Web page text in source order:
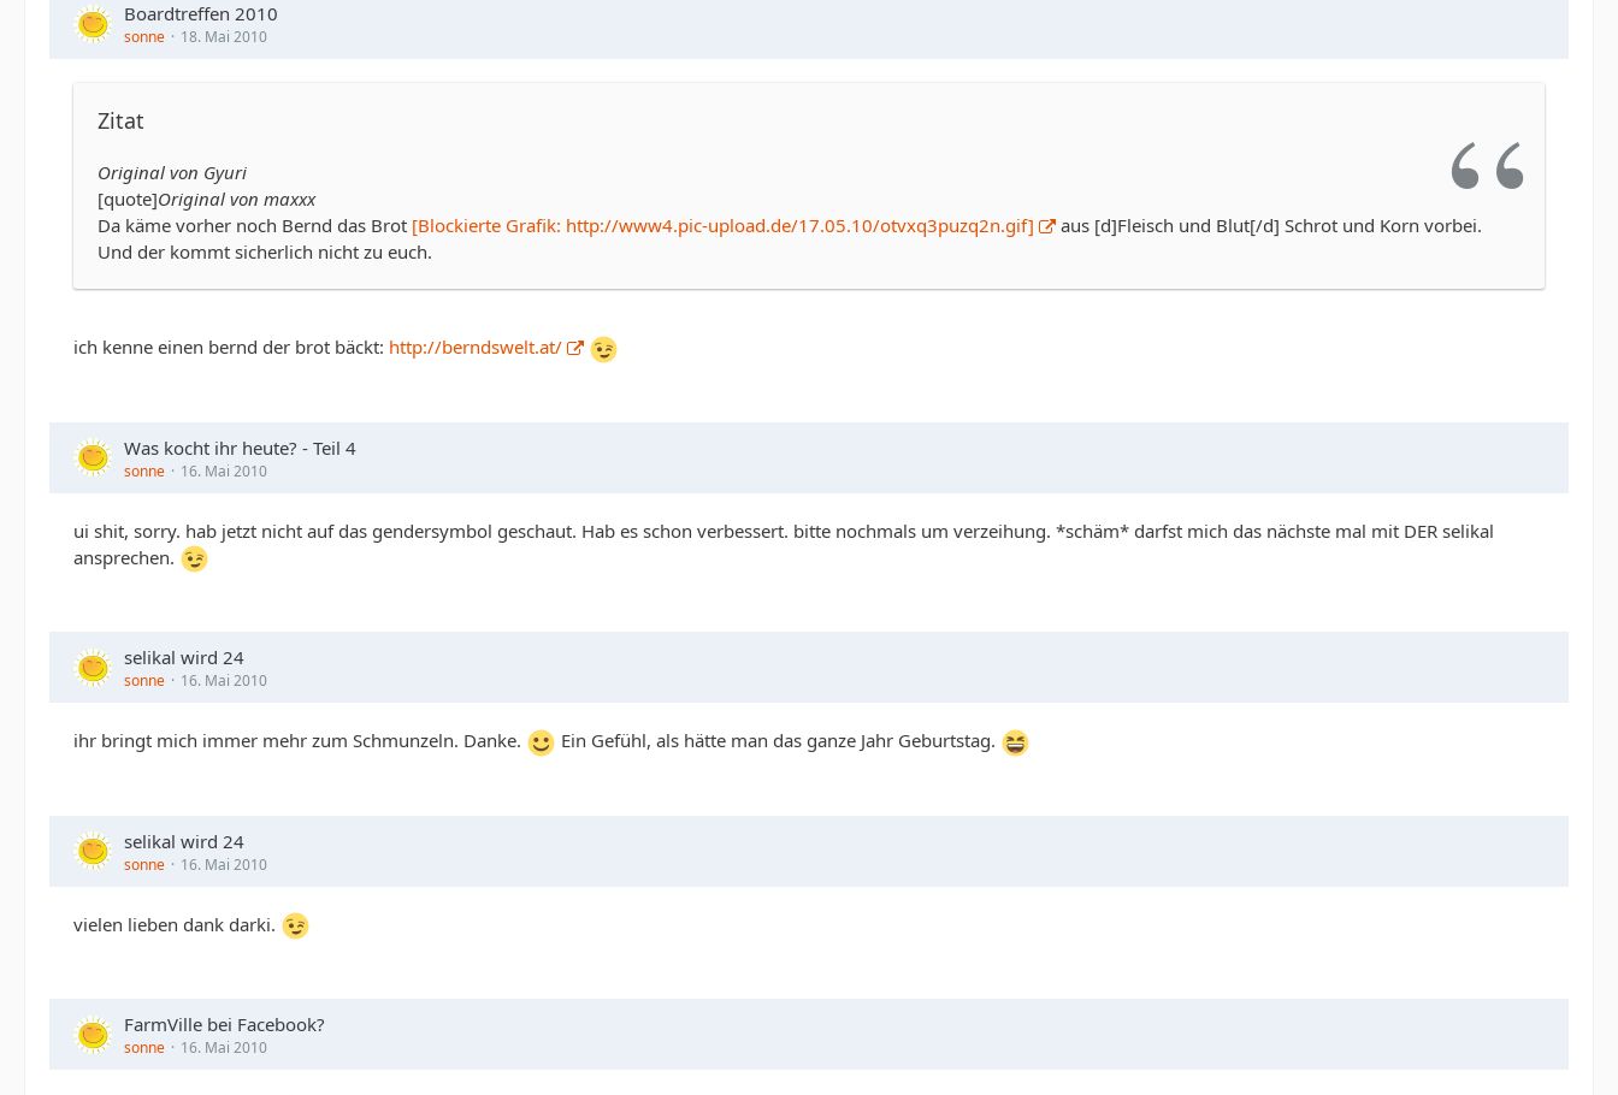
Boardtreffen 2010
sonne 18. Mai 2010
Zitat
Original von Gyuri
[quote]Original von maxxx
Da käme vorher noch Bernd das Brot [Blockierte Grafik: http://www4.pic-upload.de/17.05.10/otvxq3puzq2n.gif]
aus [d]Fleisch und Blut[/d] Schrot und Korn vorbei.
Und der kommt sicherlich nicht zu euch.
ich kenne einen bernd der brot bäckt: http://berndswelt.at/
Was kocht ihr heute? - Teil 4
sonne 16. Mai 2010
ui shit, sorry. hab jetzt nicht auf das gendersymbol geschaut. Hab es schon verbessert. bitte nochmals um verzeihung. *schäm* darfst mich das nächste mal mit DER selikal
ansprechen.
selikal wird 24
sonne 16. Mai 2010
ihr bringt mich immer mehr zum Schmunzeln. Danke. Ein Gefühl, als hätte man das ganze Jahr Geburtstag.
selikal wird 24
sonne 16. Mai 2010
vielen lieben dank darki.
FarmVille bei Facebook?
sonne 16. Mai 2010